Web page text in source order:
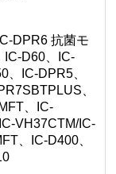
DPR6 抗菌モ
IC-D60、IC-
、IC-DPR5、
、
、IC-
VH37CTM/IC-
、IC-D400、